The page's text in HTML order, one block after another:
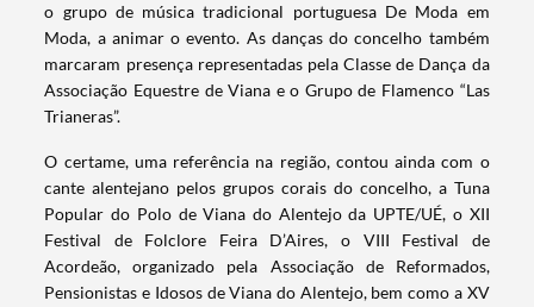
o grupo de música tradicional portuguesa De Moda em
Moda, a animar o evento. As danças do concelho também
marcaram presença representadas pela Classe de Dança da
Associação Equestre de Viana e o Grupo de Flamenco “Las
Trianeras”.
O certame, uma referência na região, contou ainda com o
cante alentejano pelos grupos corais do concelho, a Tuna
Popular do Polo de Viana do Alentejo da UPTE/UÉ, o XII
Festival de Folclore Feira D’Aires, o VIII Festival de
Acordeão, organizado pela Associação de Reformados,
Pensionistas e Idosos de Viana do Alentejo, bem como a XV